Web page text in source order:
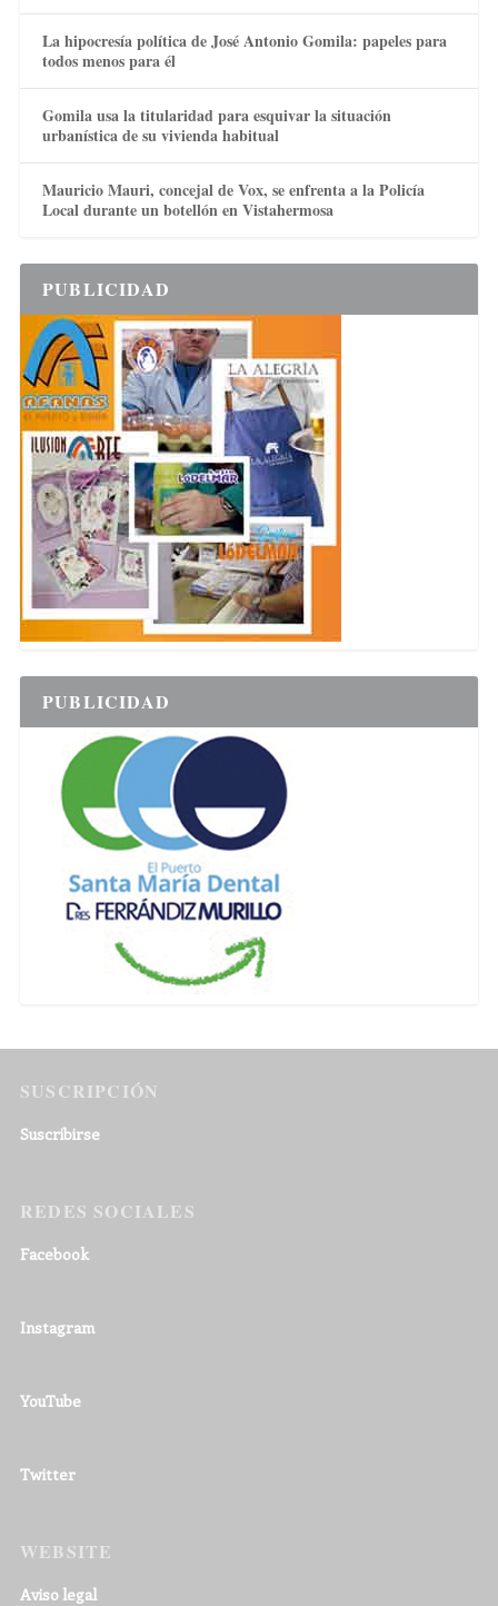
La hipocresía política de José Antonio Gomila: papeles para
todos menos para él
Gomila usa la titularidad para esquivar la situación
urbanística de su vivienda habitual
Mauricio Mauri, concejal de Vox, se enfrenta a la Policía
Local durante un botellón en Vistahermosa
PUBLICIDAD
PUBLICIDAD
SUSCRIPCIÓN
Suscribirse
REDES SOCIALES
Facebook
Instagram
YouTube
Twitter
WEBSITE
Aviso legal